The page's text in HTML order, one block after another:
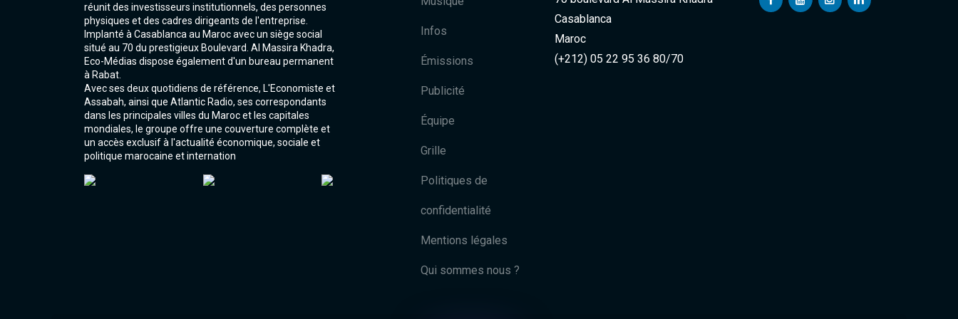
réunit des investisseurs institutionnels, des personnes
physiques et des cadres dirigeants de l'entreprise.
Implanté à Casablanca au Maroc avec un siège social
situé au 70 du prestigieux Boulevard. Al Massira Khadra,
Eco-Médias dispose également d'un bureau permanent
à Rabat.
Avec ses deux quotidiens de référence, L'Economiste et
Assabah, ainsi que Atlantic Radio, ses correspondants
dans les principales villes du Maroc et les capitales
mondiales, le groupe offre une couverture complète et
un accès exclusif à l'actualité économique, sociale et
politique marocaine et internation
Infos
Émissions
Publicité
Équipe
Grille
Politiques de
confidentialité
Mentions légales
Qui sommes nous ?
Casablanca
Maroc
(+212) 05 22 95 36 80/70